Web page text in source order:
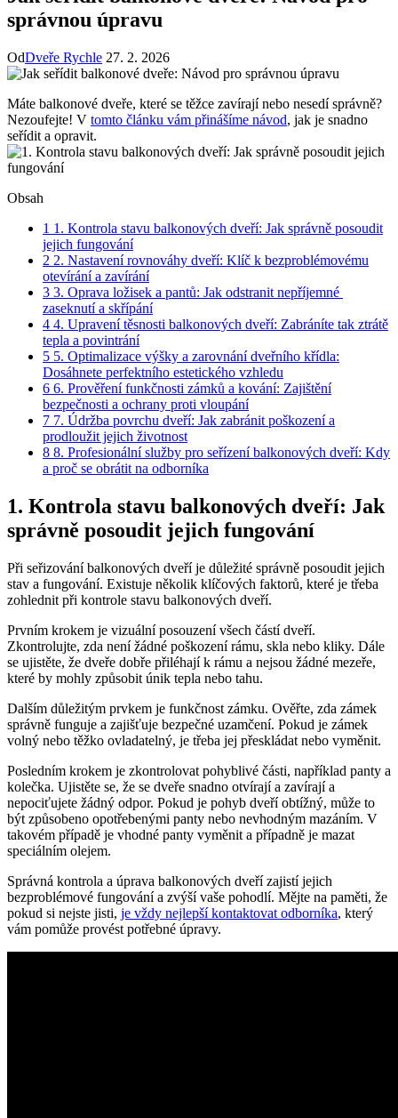
správnou úpravu
OdDveře Rychle 27. 2. 2026
Máte ⁣balkonové dveře, které se těžce ⁤zavírají ‌nebo nesedí ⁤správně?
Nezoufejte! V tomto článku ‌vám‌ přinášíme⁣ návod, ​jak je snadno
seřídit a opravit.
Obsah
1 1. Kontrola stavu balkonových‌ dveří: Jak správně posoudit
jejich fungování
2 2. Nastavení rovnováhy dveří: Klíč k bezproblémovému
‍otevírání ⁣a zavírání
3 3.‌ Oprava ložisek a pantů:⁣ Jak​ odstranit⁤ nepříjemné ​
zaseknutí a skřípání
4 4. ‍Upravení těsnosti balkonových dveří: Zabráníte tak ⁤ztrátě
tepla a povintrání
5 5. Optimalizace výšky​ a zarovnání dveřního⁣ křídla:
Dosáhnete perfektního estetického ‌vzhledu
6 6. Prověření​ funkčnosti‌ zámků a kování: ​Zajištění
bezpečnosti a‍ ochrany proti vloupání
7 7. Údržba povrchu dveří:‍ Jak zabránit‌ poškození⁣ a
prodloužit⁣ jejich životnost
8 8. Profesionální služby ⁣pro seřízení balkonových⁤ dveří: Kdy
⁢a proč se obrátit na odborníka
1. Kontrola stavu balkonových‌ dveří: Jak
správně posoudit jejich fungování
Při seřizování balkonových dveří je důležité správně ‍posoudit jejich
⁣stav ‍a ‍fungování. Existuje několik klíčových faktorů, které je třeba
zohlednit‌ při kontrole stavu balkonových dveří.
Prvním krokem je vizuální posouzení všech​ částí dveří.
Zkontrolujte, zda není žádné poškození ⁤rámu, skla ‌nebo​ kliky. Dále⁤
se ujistěte, že dveře dobře přiléhají k ⁣rámu a nejsou⁣ žádné mezeře,
které by mohly způsobit únik tepla ‌nebo tahu.
Dalším důležitým prvkem je‌ funkčnost⁣ zámku. Ověřte,⁢ zda zámek
⁤správně funguje a zajišťuje ⁣bezpečné uzamčení.⁣ Pokud⁤ je zámek
⁢volný nebo ⁤těžko ovladatelný, je třeba‍ jej ⁤přeskládat nebo vyměnit.
Posledním krokem je zkontrolovat pohyblivé části, například panty a
kolečka. Ujistěte se, že se ⁣dveře ⁣snadno otvírají ⁣a ‍zavírají⁢ a
⁢nepociťujete žádný‌ odpor. Pokud je pohyb dveří obtížný, může to
být způsobeno opotřebenými panty nebo nevhodným mazáním. V
takovém případě je vhodné⁤ panty vyměnit‍ a případně ‌je ⁢mazat
speciálním olejem. ⁤
Správná kontrola a úprava balkonových‍ dveří zajistí jejich
bezproblémové ⁢fungování a zvýší vaše pohodlí. Mějte na paměti, že‌
pokud si nejste jisti, je vždy ​nejlepší ⁢kontaktovat odborníka, který
vám pomůže ‍provést potřebné úpravy.